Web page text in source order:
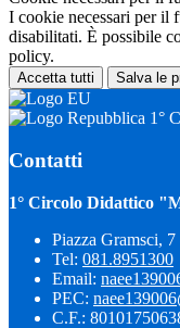
I cookie necessari per il
disabilitati. È possibile
policy.
Accetta tutti Salva le
1°
Contatti
1° Circolo Didattico
Piazza Gramsci,
Tel: 081.8951300
Email:
PEC:
C.F.: